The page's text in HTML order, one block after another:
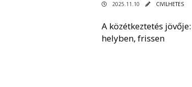
2025.11.10 CIVILHETES
A közétkeztetés
helyben, frissen